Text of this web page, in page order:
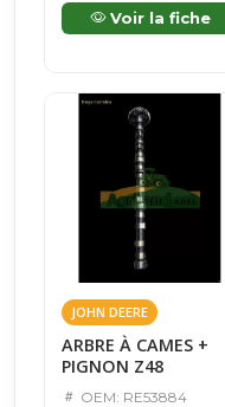
Voir la fiche
JOHN DEERE
ARBRE À CAMES +
PIGNON Z48
OEM: RE53884